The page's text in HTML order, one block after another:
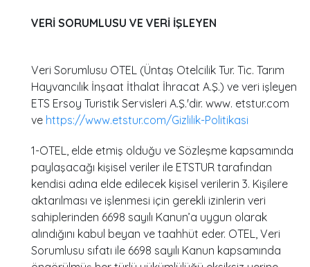
VERİ SORUMLUSU VE VERİ İŞLEYEN
Veri Sorumlusu OTEL (Üntaş Otelcilik Tur. Tic. Tarım
Hayvancılık İnşaat İthalat İhracat A.Ş.) ve veri işleyen
ETS Ersoy Turistik Servisleri A.Ş.'dir. www. etstur.com
ve https://www.etstur.com/Gizlilik-Politikasi
1-OTEL, elde etmiş olduğu ve Sözleşme kapsamında
paylaşacağı kişisel veriler ile ETSTUR tarafından
kendisi adına elde edilecek kişisel verilerin 3. Kişilere
aktarılması ve işlenmesi için gerekli izinlerin veri
sahiplerinden 6698 sayılı Kanun’a uygun olarak
alındığını kabul beyan ve taahhüt eder. OTEL, Veri
Sorumlusu sıfatı ile 6698 sayılı Kanun kapsamında